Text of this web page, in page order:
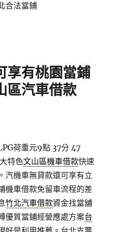
合法當鋪
享有桃園當鋪
區汽車借款
荷重元9點 37分 47
特色文山區機車借款快速
汽機車無貸款還可享有立
機車借款免留車流程的差
竹北汽車借款資金找當舖
優質當鋪經營應處方案台